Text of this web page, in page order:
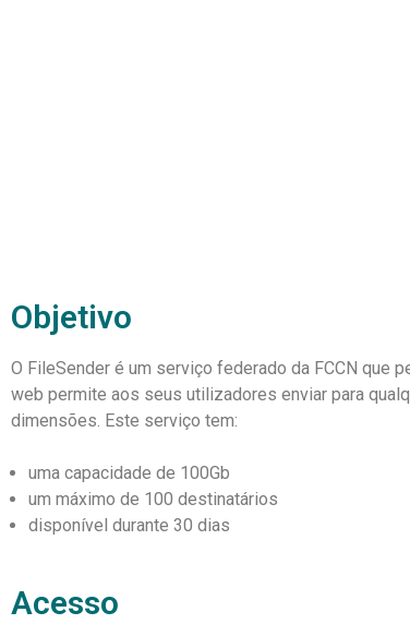
Objetivo
O FileSender é um serviço federado da FCCN que
web permite aos seus utilizadores enviar para
dimensões. Este serviço tem:
uma capacidade de 100Gb
um máximo de 100 destinatários
disponível durante 30 dias
Acesso